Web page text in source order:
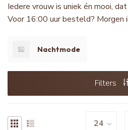
Iedere vrouw is uniek én mooi,
Voor 16:00 uur besteld? Morgen
Nachtmode
Filters